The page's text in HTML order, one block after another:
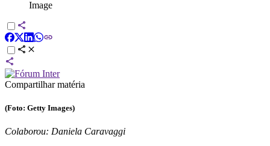
Image
Compartilhar matéria
(Foto: Getty Images)
Colaborou: Daniela Caravaggi